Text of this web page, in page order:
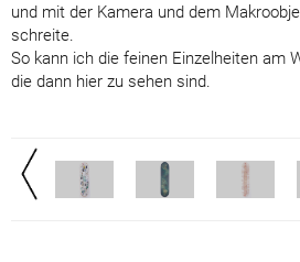
und mit der Kamera und dem
schreite.
So kann ich die feinen Einzelheiten am
die dann hier zu sehen sind.